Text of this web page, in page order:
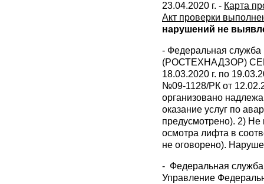
23.04.2020 г. - Карта
Акт проверки
нарушений не
- Федеральная служба
(РОСТЕХНАДЗОР)
18.03.2020 г. по
№09-1128/РК от
организовано
оказание услуг по
предусмотрено). 2) Не
осмотра лифта в
не оговорено).
- Федеральная служба
Управление